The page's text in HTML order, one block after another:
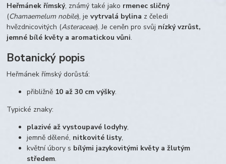
Heřmánek římský, známý také jako rmenec sličný
(Chamaemelum nobile), jevytrvalá bylina z čeledi
hvězdnicovitých (Asteraceae). Je ceněn pro svůj nízký vzrůst,
jemné bílé květy a aromatickou vůni.
Botanický popis
Heřmánek římský dorůstá:
přibližně 10 až 30 cm výšky.
Typické znaky:
plazivé až vystoupavé lodyhy,
jemně dělené, nitkovité listy,
květní úbory s bílými jazykovitými květy a žlutým
středem.